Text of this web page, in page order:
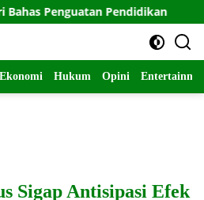
Pendidikan Tak Segan
Ekonomi Hukum Opini
Sigap Antisipasi Efek